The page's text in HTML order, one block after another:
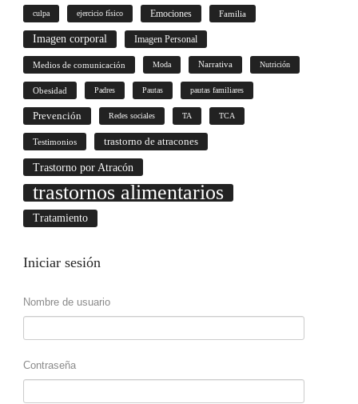
culpa ejercicio físico Emociones Familia
Imagen corporal Imagen Personal
Medios de comunicación Moda Narrativa Nutrición
Obesidad Padres Pautas pautas familiares
Prevención Redes sociales TA TCA
Testimonios trastorno de atracones
Trastorno por Atracón
trastornos alimentarios
Tratamiento
Iniciar sesión
Nombre de usuario
Contraseña